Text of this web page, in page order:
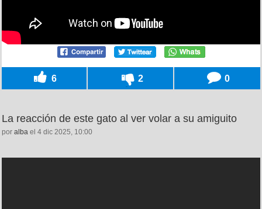
6 2 0
La reacción de este gato al ver volar a su amiguito
por alba el 4 dic 2025, 10:00